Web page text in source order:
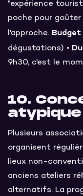
"expérience
poche pour
l'approche. Budget
dégustations) •
9h30, c'est le
10.
atypique
Plusieurs
organisent
lieux non-
anciens ateliers
alternatifs. La